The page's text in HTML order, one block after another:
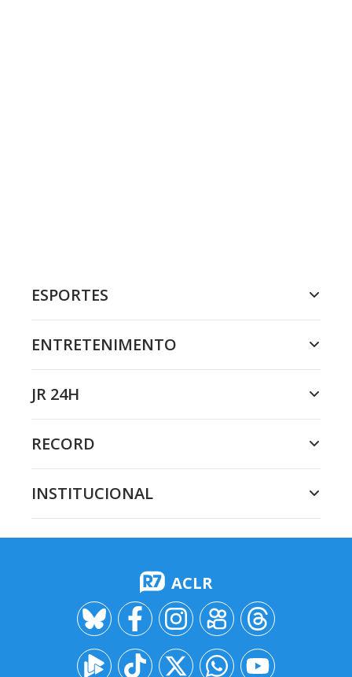
ESPORTES
ENTRETENIMENTO
JR 24H
RECORD
INSTITUCIONAL
ACLR